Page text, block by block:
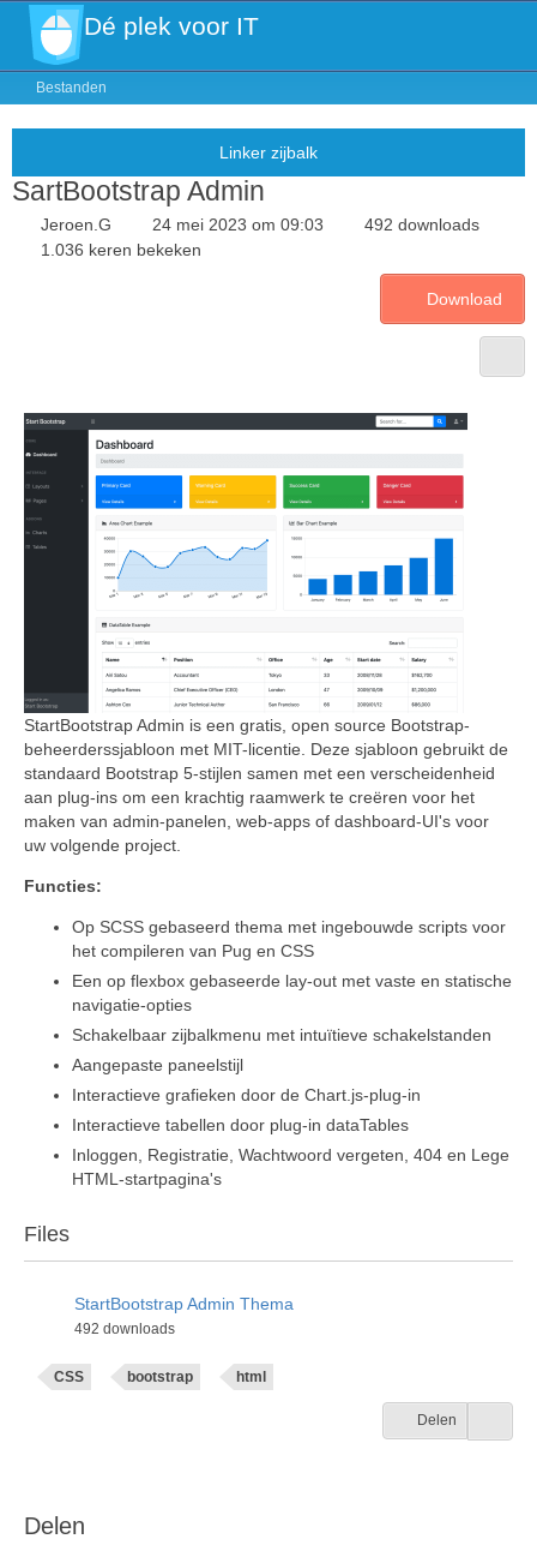
Dé plek voor IT
Bestanden
SartBootstrap Admin
Jeroen.G 24 mei 2023 om 09:03
492 downloads
1.036 keren bekeken
Download
StartBootstrap Admin is een gratis, open source Bootstrap-
beheerderssjabloon met MIT-licentie. Deze sjabloon gebruikt de
standaard Bootstrap 5-stijlen samen met een verscheidenheid
aan plug-ins om een krachtig raamwerk te creëren voor het
maken van admin-panelen, web-apps of dashboard-UI's voor
uw volgende project.
Functies:
Op SCSS gebaseerd thema met ingebouwde scripts voor
het compileren van Pug en CSS
Een op flexbox gebaseerde lay-out met vaste en statische
navigatie-opties
Schakelbaar zijbalkmenu met intuïtieve schakelstanden
Aangepaste paneelstijl
Interactieve grafieken door de Chart.js-plug-in
Interactieve tabellen door plug-in dataTables
Inloggen, Registratie, Wachtwoord vergeten, 404 en Lege
HTML-startpagina's
Files
StartBootstrap Admin Thema
492 downloads
CSS bootstrap html
Delen
Delen